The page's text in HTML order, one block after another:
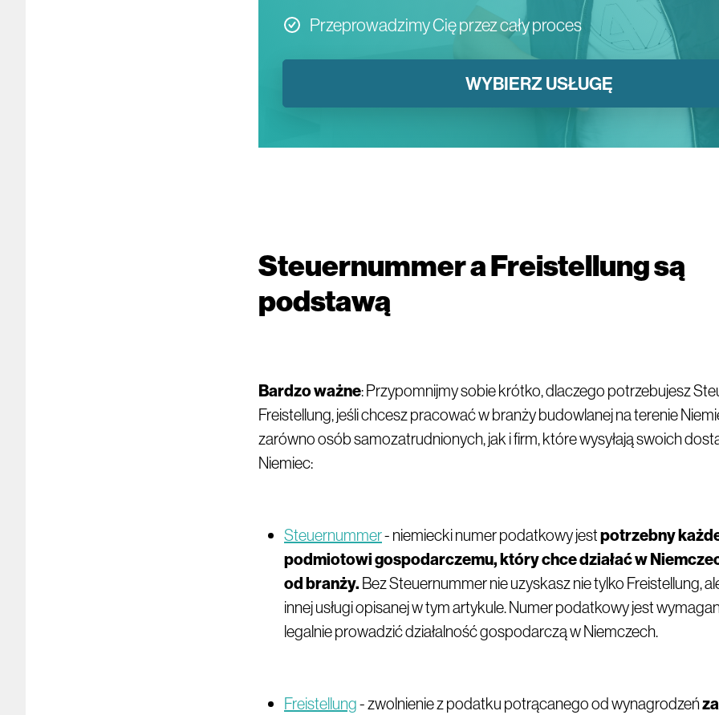
Przeprowadzimy Cię przez cały proces
WYBIERZ USŁUGĘ
Steuernummer a Freistellung są
podstawą
Bardzo ważne: Przypomnijmy sobie krótko, dlaczego potrzebujesz
Freistellung, jeśli chcesz pracować w branży budowlanej na terenie
zarówno osób samozatrudnionych, jak i firm, które wysyłają swoich
Niemiec:
Steuernummer- niemiecki numer podatkowy jestpotrzebny
podmiotowi gospodarczemu, który chce działać w
od branży. Bez Steuernummer nie uzyskasz nie tylko Freistellung,
innej usługi opisanej w tym artykule. Numer podatkowy jest
legalnie prowadzić działalność gospodarczą w Niemczech.
Freistellung- zwolnienie z podatku potrącanego od wynagrodzeń